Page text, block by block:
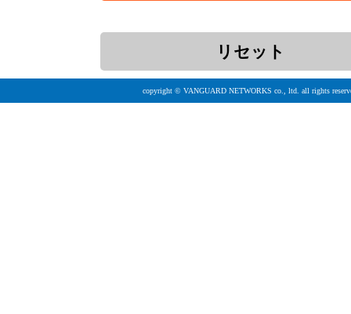
copyright © VANGUARD NETWORKS co., ltd. all rights